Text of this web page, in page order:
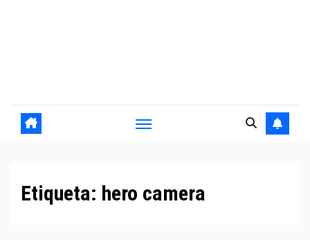
Etiqueta: hero camera